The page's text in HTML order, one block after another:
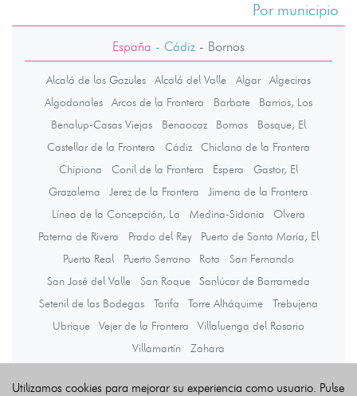
Por municipio
España - Cádiz - Bornos
Alcalá de los Gazules Alcalá del Valle Algar
Algeciras
Algodonales
Arcos de la Frontera Barbate
Barrios, Los
Benalup-Casas Viejas
Benaocaz Bornos
Bosque, El
Castellar de la Frontera
Cádiz
Chiclana de la Frontera
Chipiona
Conil de la Frontera Espera
Gastor, El
Grazalema
Jerez de la Frontera
Jimena de la Frontera
Línea de la Concepción, La
Medina-Sidonia
Olvera
Paterna de Rivera
Prado del Rey
Puerto de Santa María, El
Puerto Real
Puerto Serrano Rota
San Fernando
San José del Valle
San Roque
Sanlúcar de Barrameda
Setenil de las Bodegas
Tarifa Torre Alháquime
Trebujena
Ubrique
Vejer de la Frontera
Villaluenga del Rosario
Villamartín
Zahara
Utilizamos cookies para mejorar su experiencia como usuario. Pulse